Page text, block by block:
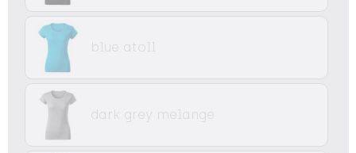
blue atoll
dark grey melange